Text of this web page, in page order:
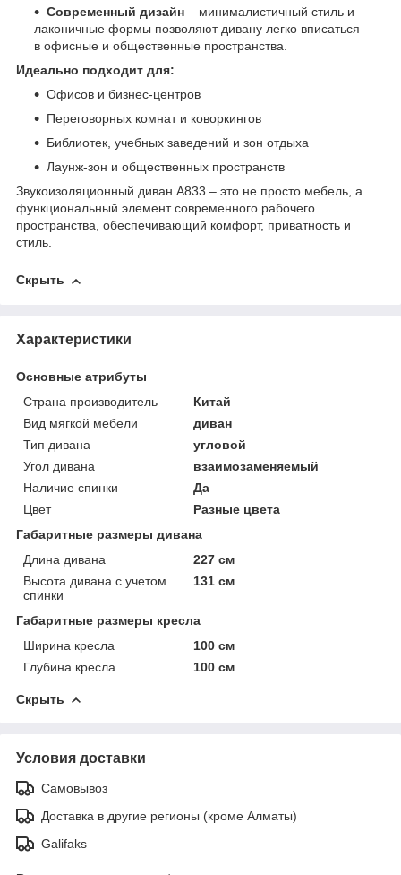
Современный дизайн – минималистичный стиль и
лаконичные формы позволяют дивану легко вписаться
в офисные и общественные пространства.
Идеально подходит для:
Офисов и бизнес-центров
Переговорных комнат и коворкингов
Библиотек, учебных заведений и зон отдыха
Лаунж-зон и общественных пространств
Звукоизоляционный диван A833 – это не просто мебель, а
функциональный элемент современного рабочего
пространства, обеспечивающий комфорт, приватность и
стиль.
Скрыть
Характеристики
Основные атрибуты
Страна производитель
Китай
Вид мягкой мебели
диван
Тип дивана
угловой
Угол дивана
взаимозаменяемый
Наличие спинки
Да
Цвет
Разные цвета
Габаритные размеры дивана
Длина дивана
227 см
Высота дивана с учетом
спинки
131 см
Габаритные размеры кресла
Ширина кресла
100 см
Глубина кресла
100 см
Скрыть
Условия доставки
Самовывоз
Доставка в другие регионы (кроме Алматы)
Galifaks